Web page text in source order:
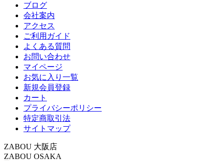
ブログ
会社案内
アクセス
ご利用ガイド
よくある質問
お問い合わせ
マイページ
お気に入り一覧
新規会員登録
カート
プライバシーポリシー
特定商取引法
サイトマップ
ZABOU 大阪店
ZABOU OSAKA